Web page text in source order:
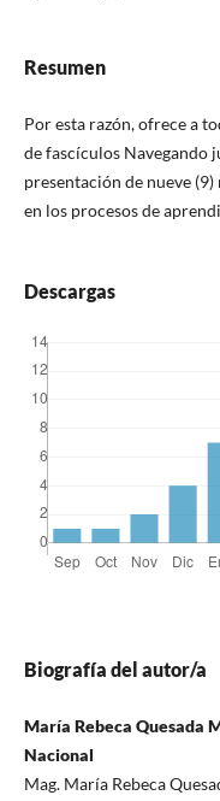
Resumen
Por esta razón, ofrece a
de fascículos Navegando
presentación de nueve
en los procesos de
Descargas
Biografía del autor/a
María Rebeca Quesada
Nacional
Mag. María Rebeca